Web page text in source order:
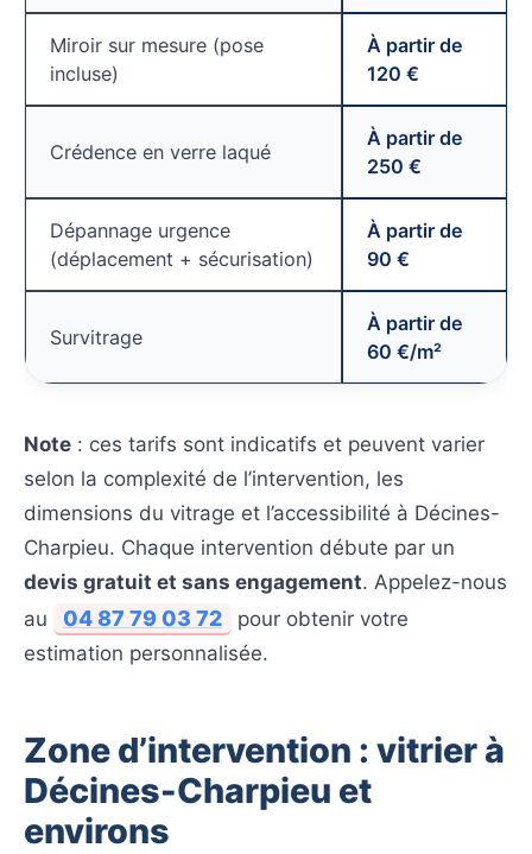
Miroir sur mesure (pose
incluse)
À partir de
120 €
Crédence en verre laqué
À partir de
250 €
Dépannage urgence
(déplacement + sécurisation)
À partir de
90 €
Survitrage
À partir de
60 €/m²
Note : ces tarifs sont indicatifs et peuvent varier
selon la complexité de l’intervention, les
dimensions du vitrage et l’accessibilité à Décines-
Charpieu. Chaque intervention débute par un
devis gratuit et sans engagement. Appelez-nous
au
04 87 79 03 72
pour obtenir votre
estimation personnalisée.
Zone d’intervention : vitrier à
Décines-Charpieu et
environs